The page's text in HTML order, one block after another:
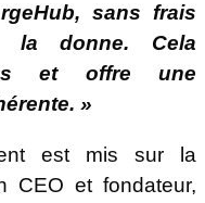
sans frais
la donne. Cela
et offre une
»
est mis sur la
CEO et fondateur,